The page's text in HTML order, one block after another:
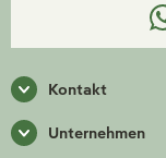
Kontakt
Unternehmen